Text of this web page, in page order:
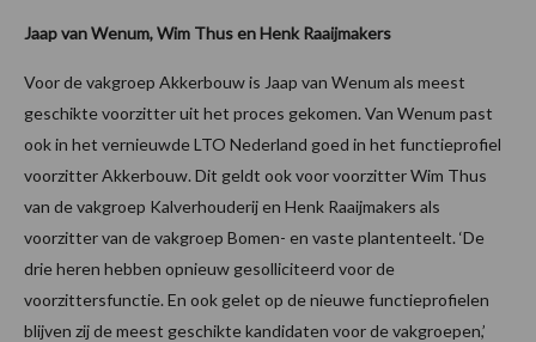
Jaap van Wenum, Wim Thus en Henk Raaijmakers
Voor de vakgroep Akkerbouw is Jaap van Wenum als meest
geschikte voorzitter uit het proces gekomen. Van Wenum past
ook in het vernieuwde LTO Nederland goed in het functieprofiel
voorzitter Akkerbouw. Dit geldt ook voor voorzitter Wim Thus
van de vakgroep Kalverhouderij en Henk Raaijmakers als
voorzitter van de vakgroep Bomen- en vaste plantenteelt. ‘De
drie heren hebben opnieuw gesolliciteerd voor de
voorzittersfunctie. En ook gelet op de nieuwe functieprofielen
blijven zij de meest geschikte kandidaten voor de vakgroepen,’